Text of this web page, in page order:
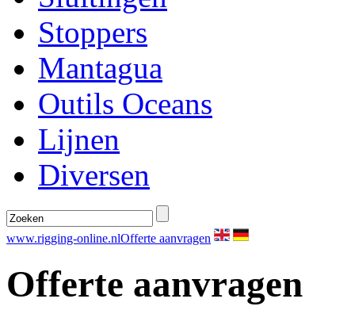
Stoppers
Mantagua
Outils Oceans
Lijnen
Diversen
www.rigging-online.nlOfferte aanvragen
Offerte aanvragen